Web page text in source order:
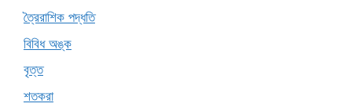
ত্রৈরাশিক পদ্ধতি
বিবিধ অঙ্ক
বৃত্ত
শতকরা